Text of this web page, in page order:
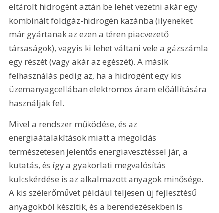
eltárolt hidrogént aztán be lehet vezetni akár egy
kombinált földgáz-hidrogén kazánba (ilyeneket
már gyártanak az ezen a téren piacvezető
társaságok), vagyis ki lehet váltani vele a gázszámla
egy részét (vagy akár az egészét). A másik
felhasználás pedig az, ha a hidrogént egy kis
üzemanyagcellában elektromos áram előállítására
használják fel.
Mivel a rendszer működése, és az
energiaátalakítások miatt a megoldás
természetesen jelentős energiavesztéssel jár, a
kutatás, és így a gyakorlati megvalósítás
kulcskérdése is az alkalmazott anyagok minősége.
A kis szélerőművet például teljesen új fejlesztésű
anyagokból készítik, és a berendezésekben is